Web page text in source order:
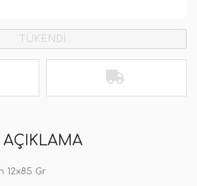
TÜKENDİ
AÇIKLAMA
12x85 Gr